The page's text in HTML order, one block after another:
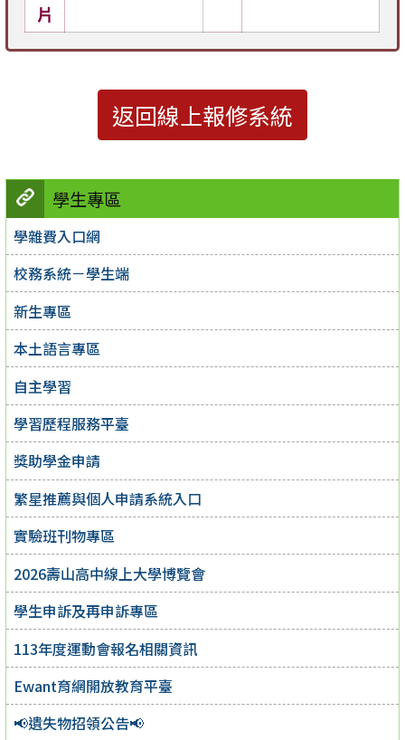
學生專區
學雜費入口網
校務系統－學生端
新生專區
本土語言專區
自主學習
學習歷程服務平臺
獎助學金申請
繁星推薦與個人申請系統入口
實驗班刊物專區
2026壽山高中線上大學博覽會
學生申訴及再申訴專區
113年度運動會報名相關資訊
Ewant育網開放教育平臺
📢遺失物招領公告📢
片
返回線上報修系統